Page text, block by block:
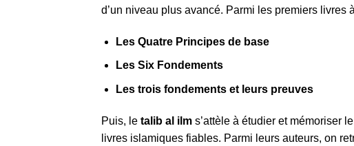
d’un niveau plus avancé. Parmi les premiers livres
Les Quatre Principes de base
Les Six Fondements
Les trois fondements et leurs preuves
Puis, le talib al ilm s’attèle à étudier et mémoriser
livres islamiques fiables. Parmi leurs auteurs, on